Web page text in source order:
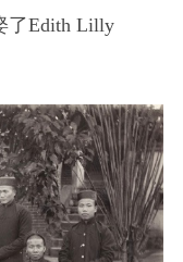
了Edith Lilly